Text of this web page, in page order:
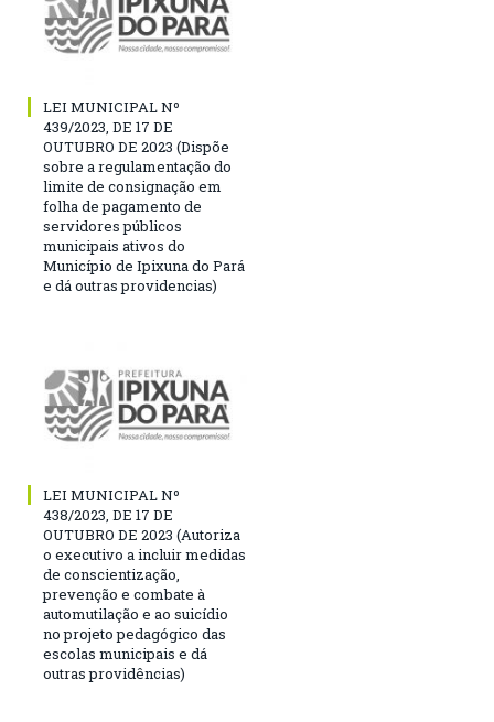
LEI MUNICIPAL Nº
439/2023, DE 17 DE
OUTUBRO DE 2023 (Dispõe
sobre a regulamentação do
limite de consignação em
folha de pagamento de
servidores públicos
municipais ativos do
Município de Ipixuna do Pará
e dá outras providencias)
LEI MUNICIPAL Nº
438/2023, DE 17 DE
OUTUBRO DE 2023 (Autoriza
o executivo a incluir medidas
de conscientização,
prevenção e combate à
automutilação e ao suicídio
no projeto pedagógico das
escolas municipais e dá
outras providências)